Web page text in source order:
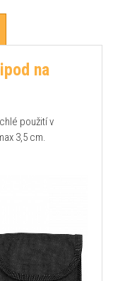
na
použití v
3,5 cm.